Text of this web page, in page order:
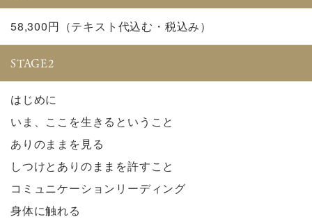
58,300円（テキスト代込む・税込み）
STAGE2
はじめに
いま、ここを生きるということ
ありのままを見る
しつけとありのままを許すこと
コミュニケーションリーディング
身体に触れる